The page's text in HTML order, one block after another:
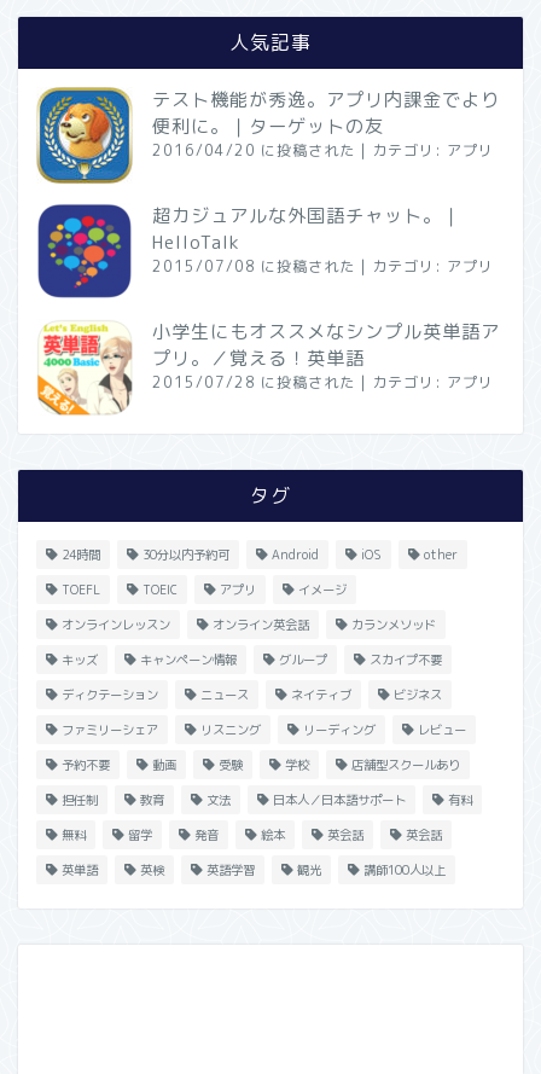
人気記事
テスト機能が秀逸。アプリ内課金でより
便利に。｜ターゲットの友
2016/04/20 に投稿された | カテゴリ: アプリ
超カジュアルな外国語チャット。｜
HelloTalk
2015/07/08 に投稿された | カテゴリ: アプリ
小学生にもオススメなシンプル英単語ア
プリ。／覚える！英単語
2015/07/28 に投稿された | カテゴリ: アプリ
タグ
24時間 30分以内予約可 Android iOS other
TOEFL TOEIC アプリ イメージ
オンラインレッスン オンライン英会話 カランメソッド
キッズ キャンペーン情報 グループ スカイプ不要
ディクテーション ニュース ネイティブ ビジネス
ファミリーシェア リスニング リーディング レビュー
予約不要 動画 受験 学校 店舗型スクールあり
担任制 教育 文法 日本人／日本語サポート 有料
無料 留学 発音 絵本 英会話 英会話
英単語 英検 英語学習 観光 講師100人以上